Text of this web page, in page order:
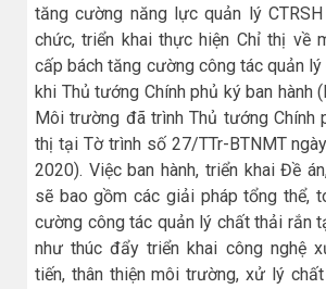
tăng cường năng lực quản lý
chức, triển khai thực hiện Chỉ thị về
cấp bách tăng cường công tác quản
khi Thủ tướng Chính phủ ký ban hành
Môi trường đã trình Thủ tướng Chính
thị tại Tờ trình số 27/TTr-BTNMT
2020). Việc ban hành, triển khai Đề
sẽ bao gồm các giải pháp tổng thể,
cường công tác quản lý chất thải rắn
như thúc đẩy triển khai công nghệ
tiến, thân thiện môi trường, xử lý